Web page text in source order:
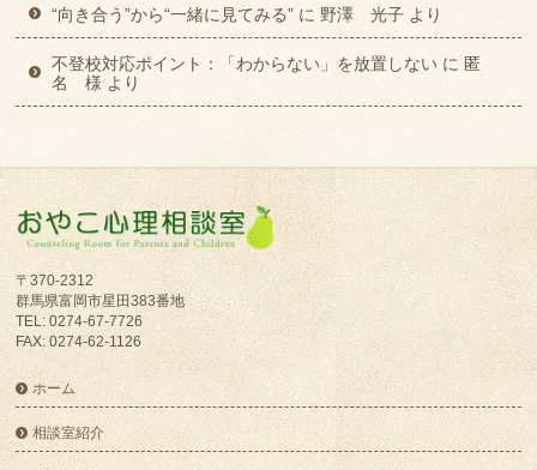
“向き合う”から“一緒に見てみる” に 野澤 光子 より
不登校対応ポイント：「わからない」を放置しない に 匿
名 様 より
〒370-2312
群馬県富岡市星田383番地
TEL: 0274-67-7726
FAX: 0274-62-1126
ホーム
相談室紹介